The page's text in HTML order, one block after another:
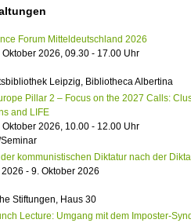
Forum Mitteldeutschland 2026
Oktober 2026, 09.30 - 17.00 Uhr
Leipzig, Bibliotheca Albertina
Pillar 2 – Focus on the 2027 Calls:
and LIFE
Oktober 2026, 10.00 - 12.00 Uhr
kommunistischen Diktatur nach der
- 9. Oktober 2026
Stiftungen, Haus 30
Lecture: Umgang mit dem Imposter-